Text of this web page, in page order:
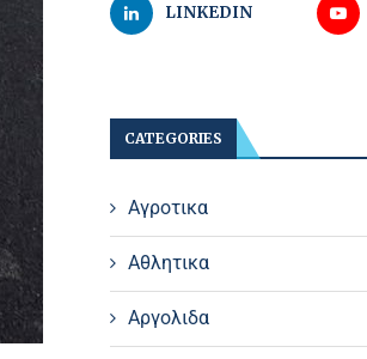
LINKEDIN
CATEGORIES
Αγροτικα
Αθλητικα
Αργολιδα